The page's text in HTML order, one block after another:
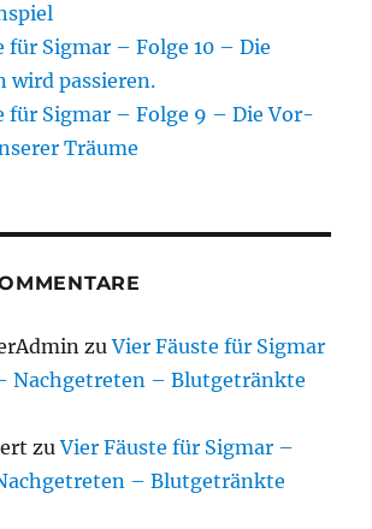
für Sigmar – Folge 10 – Die
wird passieren.
für Sigmar – Folge 9 – Die Vor-
Träume
zuVier Fäuste für Sigmar
Nachgetreten – Blutgetränkte
zuVier Fäuste für Sigmar –
– Blutgetränkte